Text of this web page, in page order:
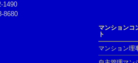
1490
8680
マンションコ
ト
マンション理